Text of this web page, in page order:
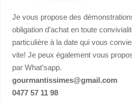
Je vous propose des
obligation d’achat en toute
particulière à la date qui vous
vite! Je peux également vous
par What’sapp.
gourmantissimes@gmail.com
0477 57 11 98